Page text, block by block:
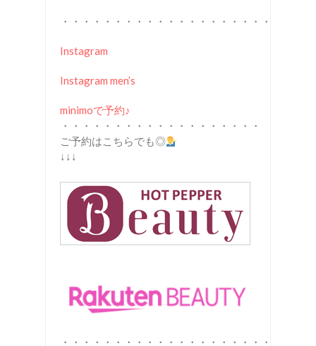
・・・・・・・・・・・・・・・・・・・・
Instagram
Instagram men’s
minimoで予約♪
・・・・・・・・・・・・・・・・・・・
ご予約はこちらでも◎
↓↓↓
・・・・・・・・・・・・・・・・・・・・